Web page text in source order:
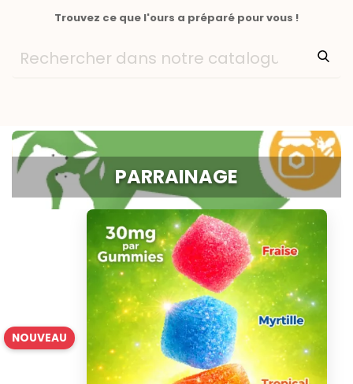
Trouvez ce que l'ours a préparé pour vous !
PARRAINAGE
NOUVEAU